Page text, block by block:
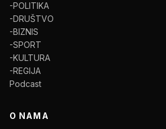
-POLITIKA
-DRUŠTVO
-BIZNIS
-SPORT
-KULTURA
-REGIJA
Podcast
O NAMA